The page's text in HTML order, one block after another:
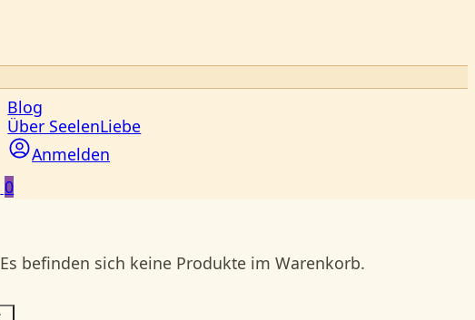
Blog
Über SeelenLiebe
Anmelden
0
Es befinden sich keine Produkte im Warenkorb.